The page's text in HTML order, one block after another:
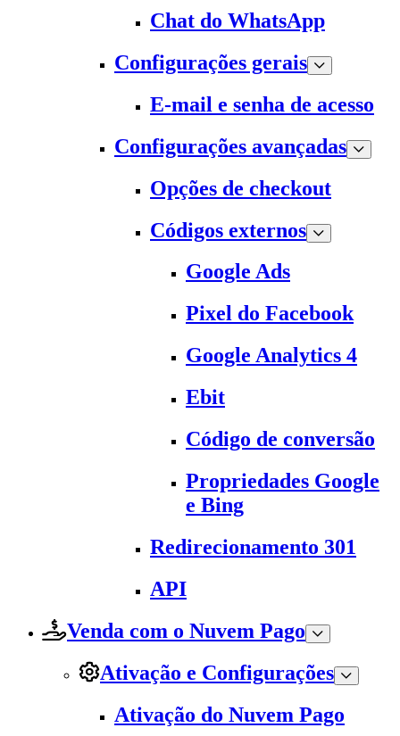
Chat do WhatsApp
Configurações gerais
E-mail e senha de acesso
Configurações avançadas
Opções de checkout
Códigos externos
Google Ads
Pixel do Facebook
Google Analytics 4
Ebit
Código de conversão
Propriedades Google
e Bing
Redirecionamento 301
API
Venda com o Nuvem Pago
Ativação e Configurações
Ativação do Nuvem Pago